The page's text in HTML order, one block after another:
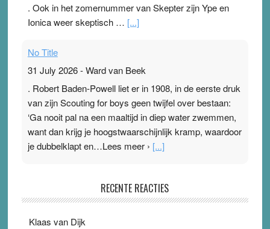
. Ook in het zomernummer van Skepter zijn Ype en
Ionica weer skeptisch … [...]
No Title
31 July 2026-Ward van Beek
. Robert Baden-Powell liet er in 1908, in de eerste druk
van zijn Scouting for boys geen twijfel over bestaan:
‘Ga nooit pal na een maaltijd in diep water zwemmen,
want dan krijg je hoogstwaarschijnlijk kramp, waardoor
je dubbelklapt en…Lees meer › [...]
Ward van Beek
RECENTE REACTIES
Klaas van Dijk